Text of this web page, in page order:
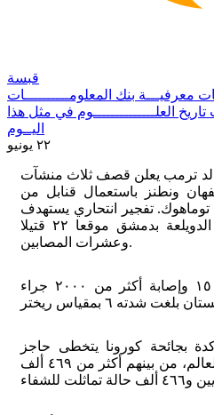
قبسة
معرفيـــة بنك المعلومــــــــــات
تاريخ العلــــــــــــــوم في مثل هذا
اليــوم
٢٢ يونيو
دونالد ترمب يعلن قصف ثلاث منشآت
ونطنز باستعمال قنابل من
٥٧ وصواريخ توماهوك. تفجير انتحاري يستهدف
كنيسة مار إلياس في حي الدويلعة بدمشق موقعا ٢٢ قتيلا
وعشرات المصابين.
٢٠٢٢ - مصرع أكثر من ١٥٠٠ وإصابة أكثر من ٢٠٠٠ جراء
بجائحة كورونا يتخطى حاجز
التسعة ملايين شخص حول العالم، من بينهم أكثر من ٤٦٩ ألف